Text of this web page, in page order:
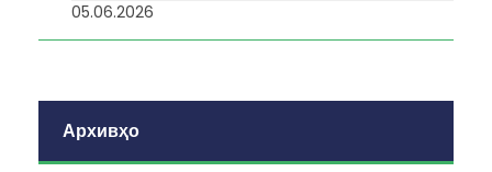
05.06.2026
Архивҳо